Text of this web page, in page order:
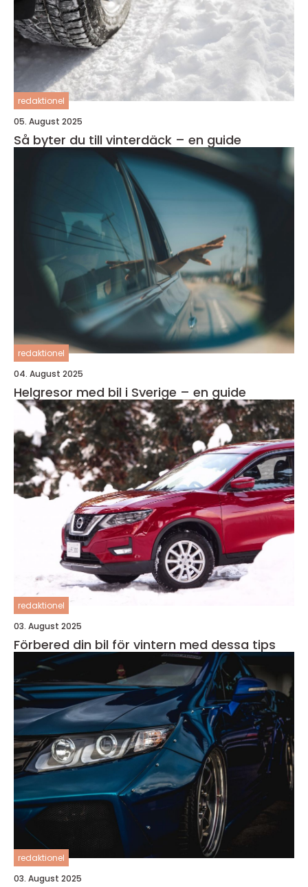
redaktionel
05. August 2025
Så byter du till vinterdäck – en guide
redaktionel
04. August 2025
Helgresor med bil i Sverige – en guide
redaktionel
03. August 2025
Förbered din bil för vintern med dessa tips
redaktionel
03. August 2025